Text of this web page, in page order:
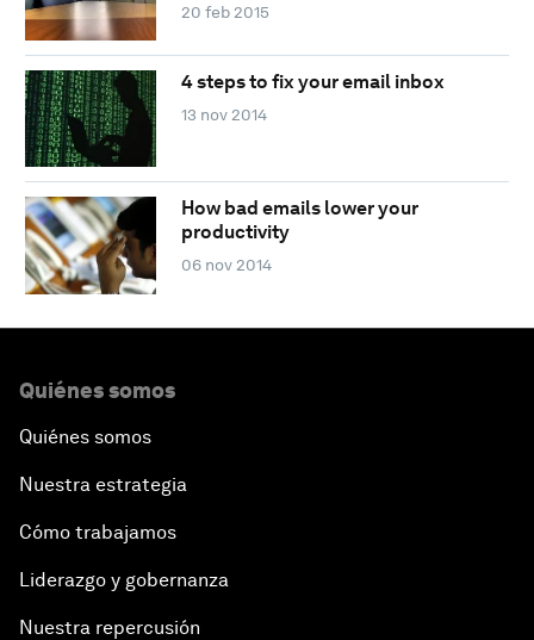
20 feb 2015
4 steps to fix your email inbox
13 nov 2014
How bad emails lower your
productivity
06 nov 2014
Quiénes somos
Quiénes somos
Nuestra estrategia
Cómo trabajamos
Liderazgo y gobernanza
Nuestra repercusión